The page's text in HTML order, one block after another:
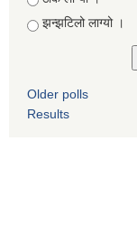
झन्झटिलो लाग्यो ।
Older polls
Results